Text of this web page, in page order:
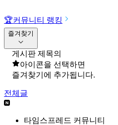
🏆커뮤니티 랭킹
즐겨찾기
게시판 제목의
아이콘을 선택하면
즐겨찾기에 추가됩니다.
전체글
타임스프레드 커뮤니티